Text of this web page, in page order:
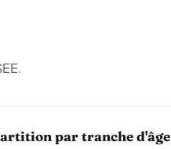
par tranche d'âge